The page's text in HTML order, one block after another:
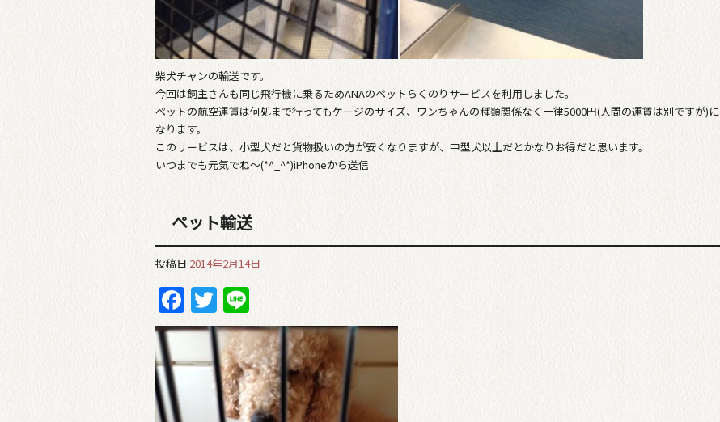
柴犬チャンの輸送です。
今回は飼主さんも同じ飛行機に乗るためANAのペットらくのりサービスを利用しました。
ペットの航空運賃は何処まで行ってもケージのサイズ、ワンちゃんの種類関係なく一律5000円(人間の運賃は別ですが)に
なります。
このサービスは、小型犬だと貨物扱いの方が安くなりますが、中型犬以上だとかなりお得だと思います。
いつまでも元気でね〜(*^_^*)iPhoneから送信
ペット輸送
投稿日 2014年2月14日
Facebook
Twitter